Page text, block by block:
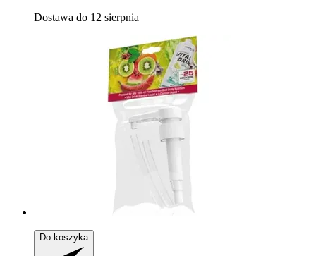
Dostawa do 12 sierpnia
Do koszyka